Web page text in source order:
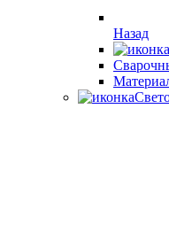
Назад